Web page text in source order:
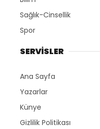
Sağlık-Cinsellik
Spor
SERVİSLER
Ana Sayfa
Yazarlar
Künye
Gizlilik Politikası